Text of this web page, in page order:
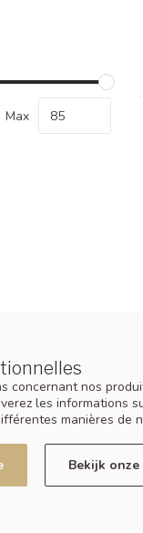
Max
concernant nos
les informations
manières de
Bekijk